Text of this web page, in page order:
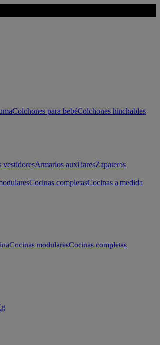
Colchones para bebéColchones hinchables
vestidoresArmarios auxiliaresZapateros
Cocinas completasCocinas a medida
Cocinas modularesCocinas completas